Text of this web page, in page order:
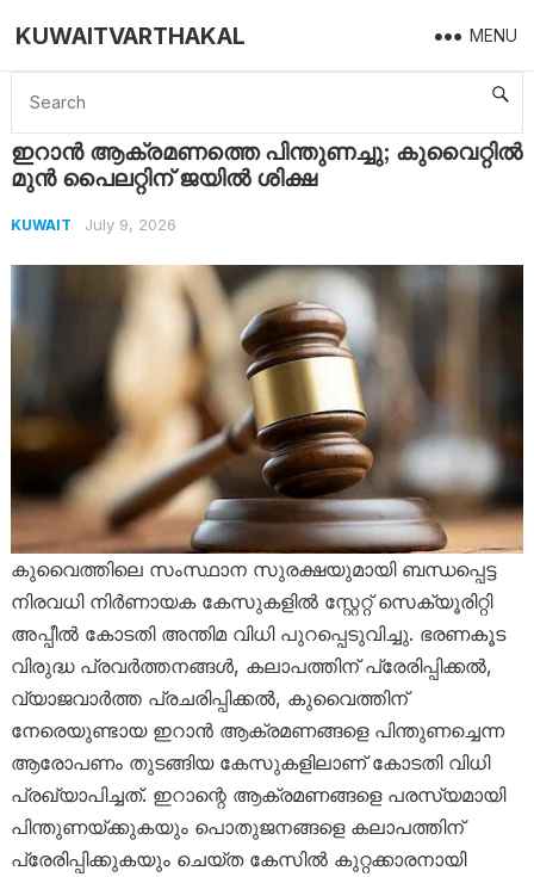
KUWAITVARTHAKAL MENU
Home Kuwait ഇറാൻ ആക്രമണത്തെ പിന്തുണച്ചു; കുവൈറ്റിൽ മുൻ പൈലറ്റിന് ജയിൽ ശിക്ഷ
ഇറാൻ ആക്രമണത്തെ പിന്തുണച്ചു; കുവൈറ്റിൽ
മുൻ പൈലറ്റിന് ജയിൽ ശിക്ഷ
KUWAIT July 9, 2026
കുവൈത്തിലെ സംസ്ഥാന സുരക്ഷയുമായി ബന്ധപ്പെട്ട
നിരവധി നിർണായക കേസുകളിൽ സ്റ്റേറ്റ് സെക്യൂരിറ്റി
അപ്പീൽ കോടതി അന്തിമ വിധി പുറപ്പെടുവിച്ചു. ഭരണകൂട
വിരുദ്ധ പ്രവർത്തനങ്ങൾ, കലാപത്തിന് പ്രേരിപ്പിക്കൽ,
വ്യാജവാർത്ത പ്രചരിപ്പിക്കൽ, കുവൈത്തിന്
നേരെയുണ്ടായ ഇറാൻ ആക്രമണങ്ങളെ പിന്തുണച്ചെന്ന
ആരോപണം തുടങ്ങിയ കേസുകളിലാണ് കോടതി വിധി
പ്രഖ്യാപിച്ചത്. ഇറാന്റെ ആക്രമണങ്ങളെ പരസ്യമായി
പിന്തുണയ്ക്കുകയും പൊതുജനങ്ങളെ കലാപത്തിന്
പ്രേരിപ്പിക്കുകയും ചെയ്ത കേസിൽ കുറ്റക്കാരനായി